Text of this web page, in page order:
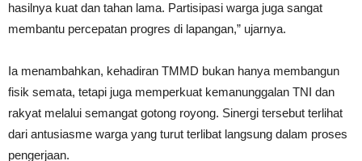
hasilnya kuat dan tahan lama. Partisipasi warga juga sangat
membantu percepatan progres di lapangan,” ujarnya.
Ia menambahkan, kehadiran TMMD bukan hanya membangun
fisik semata, tetapi juga memperkuat kemanunggalan TNI dan
rakyat melalui semangat gotong royong. Sinergi tersebut terlihat
dari antusiasme warga yang turut terlibat langsung dalam proses
pengerjaan.